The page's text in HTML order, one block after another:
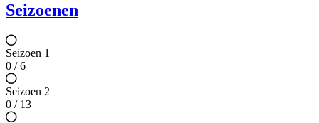
Seizoenen
Seizoen 1
0 / 6
Seizoen 2
0 / 13